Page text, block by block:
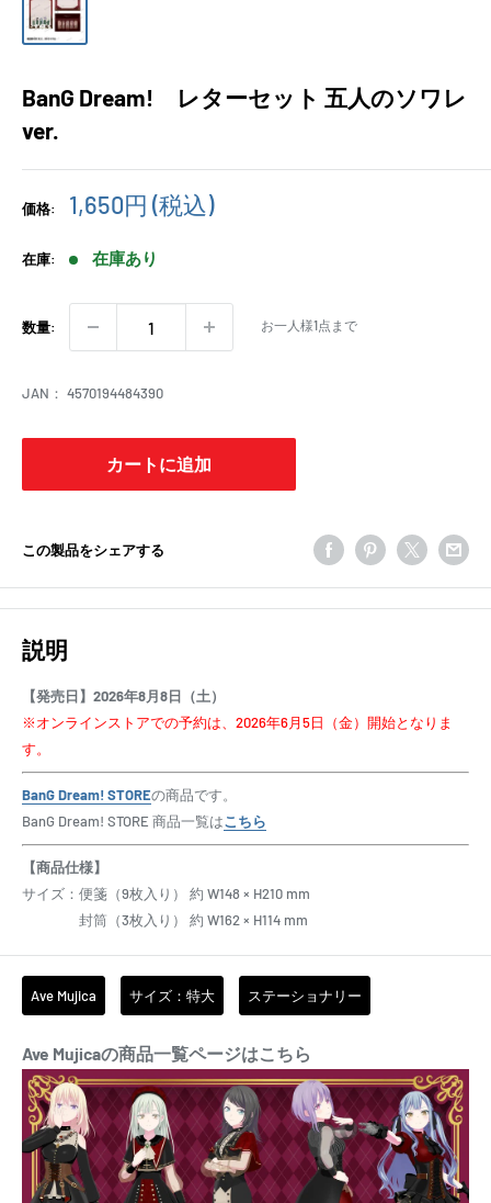
BanG Dream! レターセット 五人のソワレ
ver.
価格:
販
価
1,650円 (税込)
在庫: 在庫あり
数量: お一人様1点まで
JAN： 4570194484390
カートに追加
この製品をシェアする
説明
【発売日】2026年8月8日（土）
※オンラインストアでの予約は、2026年6月5日（金）開始となりま
す。
BanG Dream! STOREの商品です。
BanG Dream! STORE 商品一覧はこちら
【商品仕様】
サイズ：便箋（9枚入り） 約 W148 × H210 mm
封筒（3枚入り） 約 W162 × H114 mm
Ave Mujica サイズ：特大 ステーショナリー
Ave Mujicaの商品一覧ページはこちら